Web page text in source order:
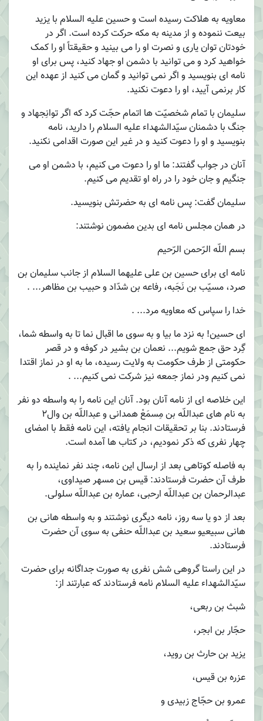
معاویه به هلاکت رسیده است و حسین علیه السلام با یزید
بیعت ننموده و از مدینه به مکه حرکت کرده است. اگر در
خودتان توان یاری و نصرت او را می بینید و حقیقتاً او را کمک
خواهید کرد و می توانید با دشمن او جهاد کنید، پس برای او
نامه ای بنویسید و اگر نمی توانید و گمان می کنید از عهده این
کار برنمی آیید، او را دعوت نکنید.
سلیمان با تمام شخصیّت ها اتمام حجّت کرد که اگر توانِجهاد و
جنگ با دشمنان سیّدالشهداء علیه السلام را دارید، نامه
بنویسید و او را دعوت کنید و در غیر این صورت اقدامی نکنید.
آنان در جواب گفتند: ما او را دعوت می کنیم، با دشمن او می
جنگیم و جان خود را در راه او تقدیم می کنیم.
سلیمان گفت: پس نامه ای به حضرتش بنویسید.
در همان مجلس نامه ای بدین مضمون نوشتند:
بسم اللّه الرّحمن الرّحیم
نامه ای برای حسین بن علی علیهما السلام از جانب سلیمان بن
صرد، مسیّب بن نَجَبه، رفاعه بن شدّاد و حبیب بن مظاهر... .
خدا را سپاس که معاویه مرد... .
ای حسین! به نزد ما بیا و به سوی ما اقبال نما تا به واسطه شما،
گِرد حق جمع شویم... نعمان بن بشیر در کوفه و در قصر
حکومتی از طرف حکومت به ولایت رسیده، ما به او در نماز اقتدا
نمی کنیم ودر نماز جمعه نیز شرکت نمی کنیم... .
این خلاصه ای از نامه آنان بود. آنان این نامه را به واسطه دو نفر
به نام های عبداللّه بن مِسمَعْ همدانی و عبداللّه بن وال2
فرستادند. بنا بر تحقیقات انجام یافته، این نامه فقط با امضای
چهار نفری که ذکر نمودیم، در کتاب ها آمده است.
به فاصله کوتاهی بعد از ارسال این نامه، چند نفر نماینده را به
طرف آن حضرت فرستادند: قیس بن مسهر صیداوی،
عبدالرحمان بن عبداللّه ارحبی، عماره بن عبداللّه سلولی.
بعد از دو یا سه روز، نامه دیگری نوشتند و به واسطه هانی بن
هانی سبیعیو سعید بن عبداللّه حنفی به سوی آن حضرت
فرستادند.
در این راستا گروهی شش نفری به صورت جداگانه برای حضرت
سیّدالشهداء علیه السلام نامه فرستادند که عبارتند از:
شبث بن ربعی،
حجّار بن ابجر،
یزید بن حارث بن روید،
عزره بن قیس،
عمرو بن حجّاج زبیدی و